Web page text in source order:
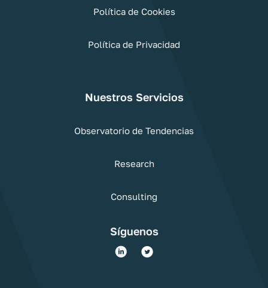
Política de Cookies
Política de Privacidad
Nuestros Servicios
Observatorio de Tendencias
Research
Consulting
Síguenos